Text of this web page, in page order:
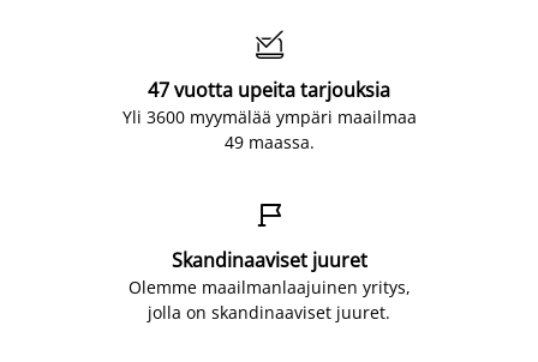

47 vuotta upeita tarjouksia
Yli 3600 myymälää ympäri maailmaa
49 maassa.

Skandinaaviset juuret
Olemme maailmanlaajuinen yritys,
jolla on skandinaaviset juuret.